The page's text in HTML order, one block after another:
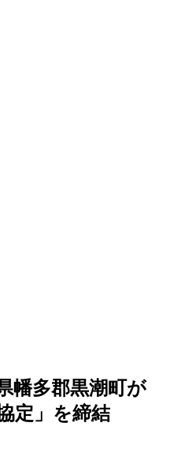
幡多郡黒潮町が
定」を締結